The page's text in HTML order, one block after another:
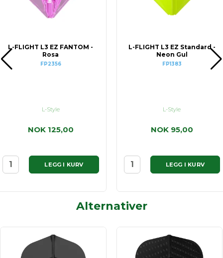
L-FLIGHT L3 EZ FANTOM -
Rosa
FP2356
L-Style
NOK 125,00
LEGG I KURV
L-FLIGHT L3 EZ Standard -
Neon Gul
FP1383
L-Style
NOK 95,00
LEGG I KURV
Alternativer